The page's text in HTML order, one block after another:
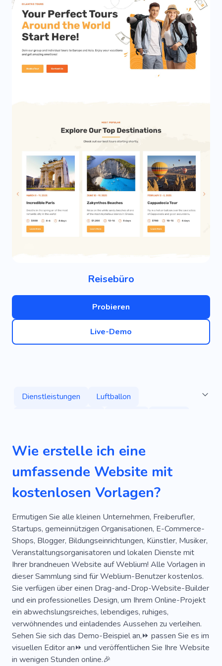
Reisebüro
Probieren
Live-Demo
Dienstleistungen
Luftballon
Abenteuer
Akademie
Tourismus
Vergnügen
Einrichtungen
Entspannen
Freizeit
Aktivität
Akademie
Annehmlichkeiten
Geographie
Akademie
Hotspot
Gleitschirmfliegen
Truthahn
Yacht
Weg Strände
Tauchtour
Tauchen
Fliegen
Ins Ausland Gehen
Führung
Instatrip Pendeln
Koffer
Überweisen
Reisen Sie Mit Kindermädchen
Wasser
Universum
Vlogs Über Reisen
Wassertour
Wasserfälle
Wie erstelle ich eine
umfassende Website mit
kostenlosen Vorlagen?
Ermutigen Sie alle kleinen Unternehmen, Freiberufler,
Startups, gemeinnützigen Organisationen, E-Commerce-
Shops, Blogger, Bildungseinrichtungen, Künstler, Musiker,
Veranstaltungsorganisatoren und lokalen Dienste mit
Ihrer brandneuen Website auf Weblium! Alle Vorlagen in
dieser Sammlung sind für Weblium-Benutzer kostenlos.
Sie verfügen über einen Drag-and-Drop-Website-Builder
und ein professionelles Design, um Ihrem Online-Projekt
ein abwechslungsreiches, lebendiges, ruhiges,
verwöhnendes und einladendes Aussehen zu verleihen.
Sehen Sie sich das Demo-Beispiel an,⏩ passen Sie es im
visuellen Editor an⏩ und veröffentlichen Sie Ihre Website
in wenigen Stunden online.🎉